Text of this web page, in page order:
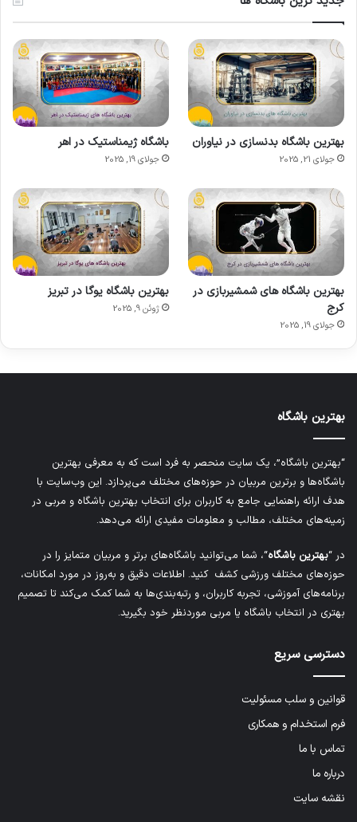
بهترین باشگاه بدنسازی در نیاوران
جولای 21, 2025
باشگاه ژیمناستیک در اهر
جولای 19, 2025
بهترین باشگاه های شمشیربازی در
کرج
جولای 19, 2025
بهترین باشگاه یوگا در تبریز
ژوئن 9, 2025
بهترین باشگاه
“بهترین باشگاه”، یک سایت منحصر به فرد است که به معرفی بهترین
باشگاه‌ها و برترین مربیان در حوزه‌های مختلف می‌پردازد. این وب‌سایت با
هدف ارائه راهنمایی جامع به کاربران برای انتخاب بهترین باشگاه و مربی در
زمینه‌های مختلف، مطالب و معلومات مفیدی ارائه می‌دهد.
در “بهترین باشگاه“، شما می‌توانید باشگاه‌های برتر و مربیان متمایز را در
حوزه‌های مختلف ورزشی کشف کنید. اطلاعات دقیق و به‌روز در مورد امکانات،
برنامه‌های آموزشی، تجربه کاربران، و رتبه‌بندی‌ها به شما کمک می‌کند تا تصمیم
بهتری در انتخاب باشگاه یا مربی موردنظر خود بگیرید.
دسترسی سریع
قوانین و سلب مسئولیت
فرم استخدام و همکاری
تماس با ما
درباره ما
نقشه سایت